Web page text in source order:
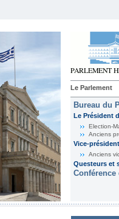
Le Parlement
Bureau du
Le Président
Election-
Anciens
Vice-
Anciens
Questeurs et